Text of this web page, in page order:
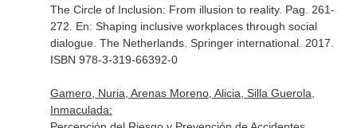
The Circle of Inclusion: From illusion to reality. Pag. 261-
272. En: Shaping inclusive workplaces through social
dialogue. The Netherlands. Springer international. 2017.
ISBN 978-3-319-66392-0
Gamero, Nuria, Arenas Moreno, Alicia, Silla Guerola,
Inmaculada: